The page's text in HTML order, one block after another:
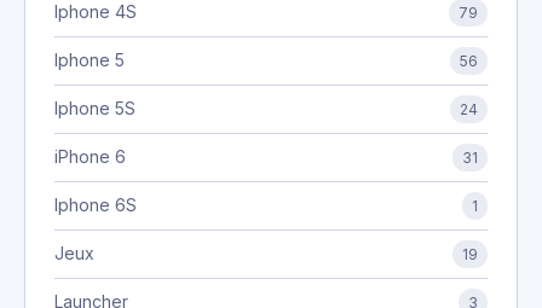
Iphone 4S 79
Iphone 5 56
Iphone 5S 24
iPhone 6 31
Iphone 6S 1
Jeux 19
Launcher 3